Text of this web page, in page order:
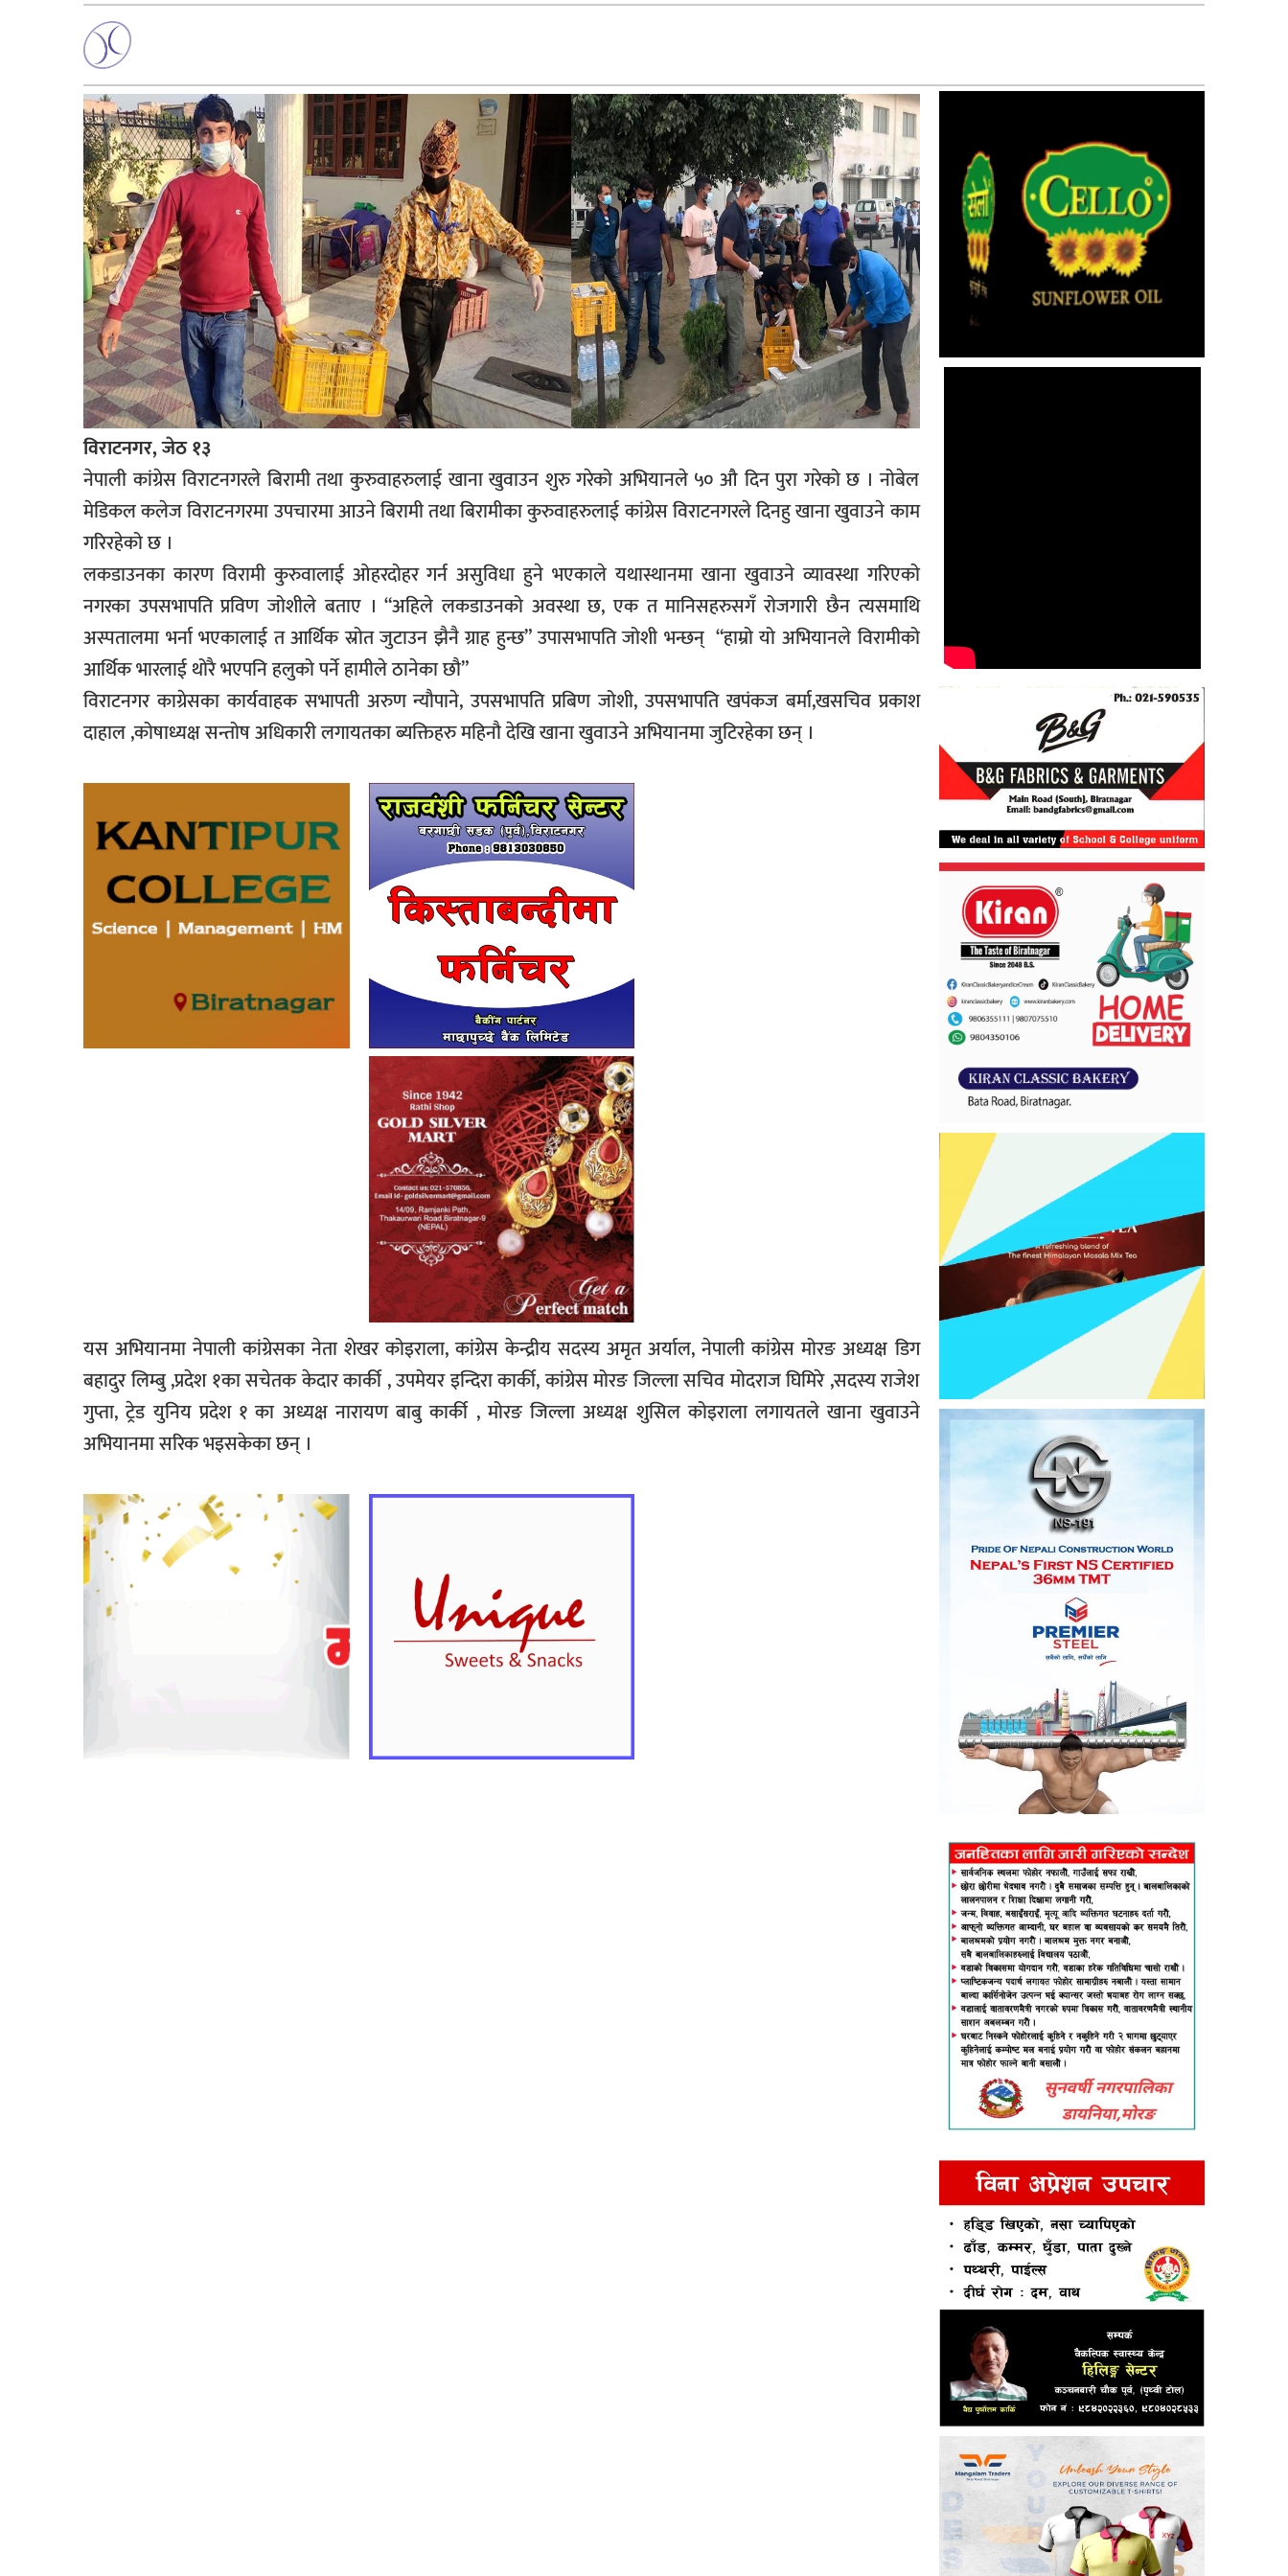
विराटनगर, जेठ १३
नेपाली कांग्रेस विराटनगरले बिरामी तथा कुरुवाहरुलाई खाना खुवाउन शुरु गरेको अभियानले ५० औ दिन पुरा गरेको छ । नोबेल
मेडिकल कलेज विराटनगरमा उपचारमा आउने बिरामी तथा बिरामीका कुरुवाहरुलाई कांग्रेस विराटनगरले दिनहु खाना खुवाउने काम
गरिरहेको छ ।
लकडाउनका कारण विरामी कुरुवालाई ओहरदोहर गर्न असुविधा हुने भएकाले यथास्थानमा खाना खुवाउने व्यावस्था गरिएको
नगरका उपसभापति प्रविण जोशीले बताए । “अहिले लकडाउनको अवस्था छ, एक त मानिसहरुसगँ रोजगारी छैन त्यसमाथि
अस्पतालमा भर्ना भएकालाई त आर्थिक स्रोत जुटाउन झैनै ग्राह हुन्छ” उपासभापति जोशी भन्छन् “हाम्रो यो अभियानले विरामीको
आर्थिक भारलाई थोरै भएपनि हलुको पर्ने हामीले ठानेका छौ”
विराटनगर काग्रेसका कार्यवाहक सभापती अरुण न्यौपाने, उपसभापति प्रबिण जोशी, उपसभापति खपंकज बर्मा,खसचिव प्रकाश
दाहाल ,कोषाध्यक्ष सन्तोष अधिकारी लगायतका ब्यक्तिहरु महिनौ देखि खाना खुवाउने अभियानमा जुटिरहेका छन् ।
यस अभियानमा नेपाली कांग्रेसका नेता शेखर कोइराला, कांग्रेस केन्द्रीय सदस्य अमृत अर्याल, नेपाली कांग्रेस मोरङ अध्यक्ष डिग
बहादुर लिम्बु ,प्रदेश १का सचेतक केदार कार्की , उपमेयर इन्दिरा कार्की, कांग्रेस मोरङ जिल्ला सचिव मोदराज घिमिरे ,सदस्य राजेश
गुप्ता, ट्रेड युनिय प्रदेश १ का अध्यक्ष नारायण बाबु कार्की , मोरङ जिल्ला अध्यक्ष शुसिल कोइराला लगायतले खाना खुवाउने
अभियानमा सरिक भइसकेका छन् ।